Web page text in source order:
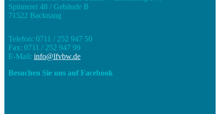
Spinnerei 48 / Gebäude B
71522 Backnang
Telefon: 0711 / 252 947 50
Fax: 0711 / 252 947 99
E-Mail: info@lfvbw.de
Besuchen Sie uns auf Facebook